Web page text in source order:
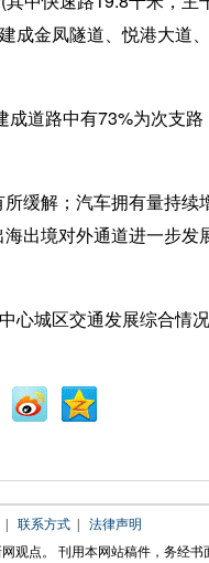
金凤隧道、悦港大道
路中有73%为次支路
解；汽车拥有量持续
出境对外通道进一步
心城区交通发展综合情
联系方式| 法律声明
观点。 刊用本网站稿件，务经书